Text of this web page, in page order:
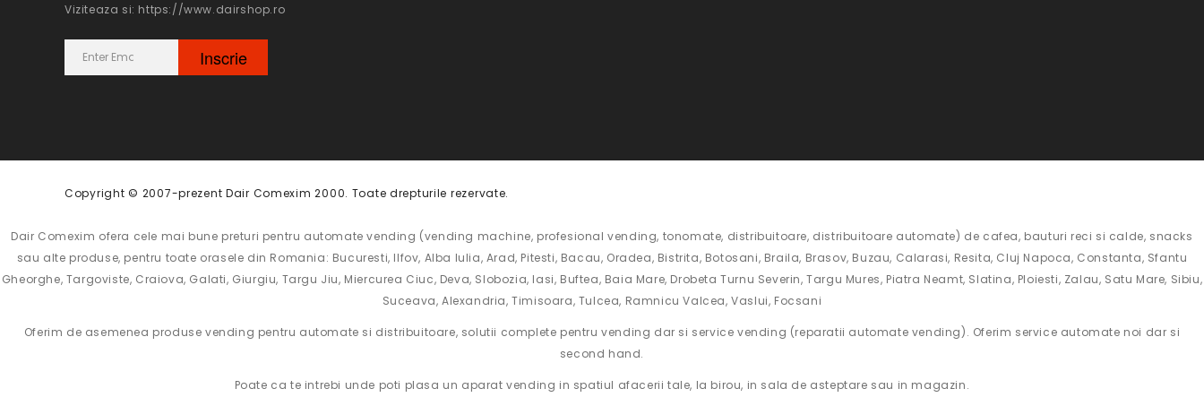
Viziteaza si: https://www.dairshop.ro
Inscrie
Copyright © 2007-prezent Dair Comexim 2000. Toate drepturile rezervate.
Dair Comexim ofera cele mai bune preturi pentru automate vending (vending machine, profesional vending, tonomate, distribuitoare, distribuitoare automate) de cafea, bauturi reci si calde, snacks
sau alte produse, pentru toate orasele din Romania: Bucuresti, Ilfov, Alba Iulia, Arad, Pitesti, Bacau, Oradea, Bistrita, Botosani, Braila, Brasov, Buzau, Calarasi, Resita, Cluj Napoca, Constanta, Sfantu
Gheorghe, Targoviste, Craiova, Galati, Giurgiu, Targu Jiu, Miercurea Ciuc, Deva, Slobozia, Iasi, Buftea, Baia Mare, Drobeta Turnu Severin, Targu Mures, Piatra Neamt, Slatina, Ploiesti, Zalau, Satu Mare, Sibiu,
Suceava, Alexandria, Timisoara, Tulcea, Ramnicu Valcea, Vaslui, Focsani
Oferim de asemenea produse vending pentru automate si distribuitoare, solutii complete pentru vending dar si service vending (reparatii automate vending). Oferim service automate noi dar si
second hand.
Poate ca te intrebi unde poti plasa un aparat vending in spatiul afacerii tale, la birou, in sala de asteptare sau in magazin.